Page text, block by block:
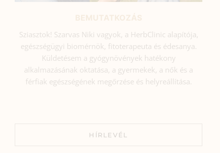
Sziasztok! Szarvas Niki vagyok, a HerbClinic alapítója,
egészségügyi biomérnök, fitoterapeuta és édesanya.
Küldetésem a gyógynövények hatékony
alkalmazásának oktatása, a gyermekek, a nők és a
férfiak egészségének megőrzése és helyreállítása.
HÍRLEVÉL